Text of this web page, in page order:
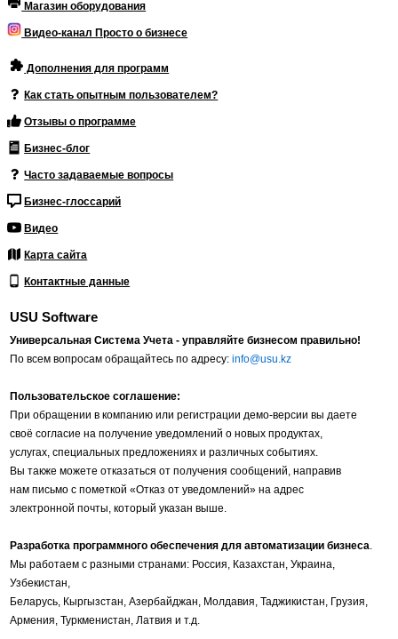
Магазин оборудования
Видео-канал Просто о бизнесе
Дополнения для программ
Как стать опытным пользователем?
Отзывы о программе
Бизнес-блог
Часто задаваемые вопросы
Бизнес-глоссарий
Видео
Карта сайта
Контактные данные
USU Software
Универсальная Система Учета - управляйте бизнесом правильно!
По всем вопросам обращайтесь по адресу:info@usu.kz
Пользовательское соглашение:
При обращении в компанию или регистрации демо-версии вы даете
своё согласие на получение уведомлений о новых продуктах,
услугах, специальных предложениях и различных событиях.
Вы также можете отказаться от получения сообщений, направив
нам письмо с пометкой «Отказ от уведомлений» на адрес
электронной почты, который указан выше.
Разработка программного обеспечения для автоматизации бизнеса.
Мы работаем с разными странами: Россия, Казахстан, Украина,
Узбекистан,
Беларусь, Кыргызстан, Азербайджан, Молдавия, Таджикистан, Грузия,
Армения, Туркменистан, Латвия и т.д.